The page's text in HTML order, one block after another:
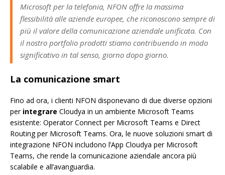
Microsoft per la telefonia, NFON offre la massima
flessibilità alle aziende europee, che riconoscono sempre di
più il valore della comunicazione aziendale unificata. Con
il nostro portfolio prodotti stiamo contribuendo in modo
significativo in tal senso, giorno dopo giorno.
La comunicazione smart
Fino ad ora, i clienti NFON disponevano di due diverse opzioni
per integrare Cloudya in un ambiente Microsoft Teams
esistente: Operator Connect per Microsoft Teams e Direct
Routing per Microsoft Teams. Ora, le nuove soluzioni smart di
integrazione NFON includono l’App Cloudya per Microsoft
Teams, che rende la comunicazione aziendale ancora più
scalabile e all’avanguardia.